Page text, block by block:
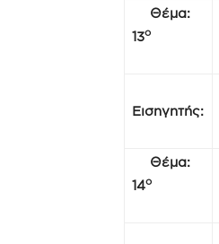
Θέμα:
13ο
Εισηγητής:
Θέμα:
14ο